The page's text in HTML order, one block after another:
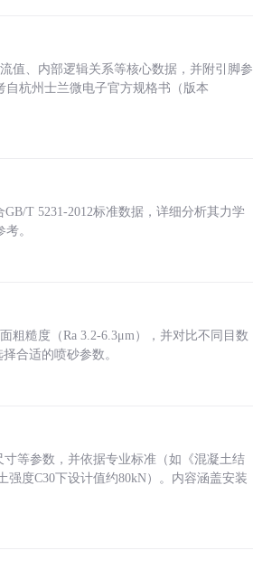
值、内部逻辑关系等核心数据，并附引脚参
杭州士兰微电子官方规格书（版本
T 5231-2012标准数据，详细分析其力学
。
粗糙度（Ra 3.2-6.3μm），并对比不同目数
合适的喷砂参数。
等参数，并依据专业标准（如《混凝土结
强度C30下设计值约80kN）。内容涵盖安装